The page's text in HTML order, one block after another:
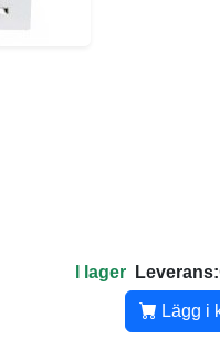
I lager Leverans:
Lägg i